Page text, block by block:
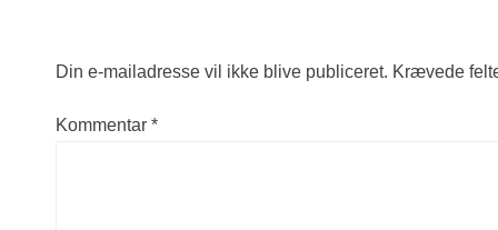
Din e-mailadresse vil ikke blive publiceret. Krævede
Kommentar *